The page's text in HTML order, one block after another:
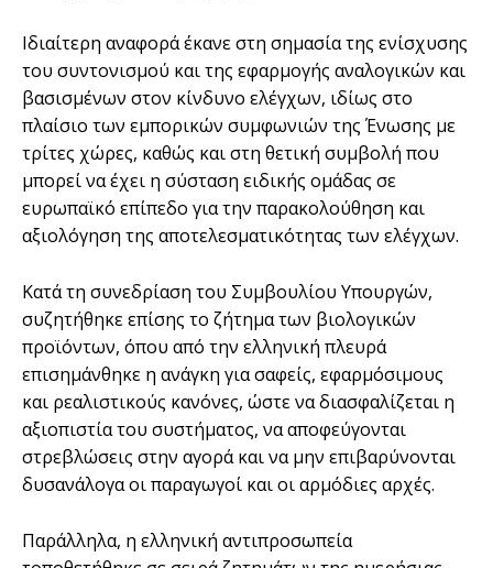
Ιδιαίτερη αναφορά έκανε στη σημασία της ενίσχυσης
του συντονισμού και της εφαρμογής αναλογικών και
βασισμένων στον κίνδυνο ελέγχων, ιδίως στο
πλαίσιο των εμπορικών συμφωνιών της Ένωσης με
τρίτες χώρες, καθώς και στη θετική συμβολή που
μπορεί να έχει η σύσταση ειδικής ομάδας σε
ευρωπαϊκό επίπεδο για την παρακολούθηση και
αξιολόγηση της αποτελεσματικότητας των ελέγχων.
Κατά τη συνεδρίαση του Συμβουλίου Υπουργών,
συζητήθηκε επίσης το ζήτημα των βιολογικών
προϊόντων, όπου από την ελληνική πλευρά
επισημάνθηκε η ανάγκη για σαφείς, εφαρμόσιμους
και ρεαλιστικούς κανόνες, ώστε να διασφαλίζεται η
αξιοπιστία του συστήματος, να αποφεύγονται
στρεβλώσεις στην αγορά και να μην επιβαρύνονται
δυσανάλογα οι παραγωγοί και οι αρμόδιες αρχές.
Παράλληλα, η ελληνική αντιπροσωπεία